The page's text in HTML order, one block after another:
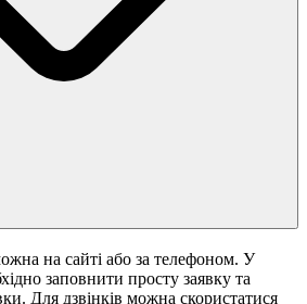
на сайті або за телефоном. У
заповнити просту заявку та
Для дзвінків можна скористатися